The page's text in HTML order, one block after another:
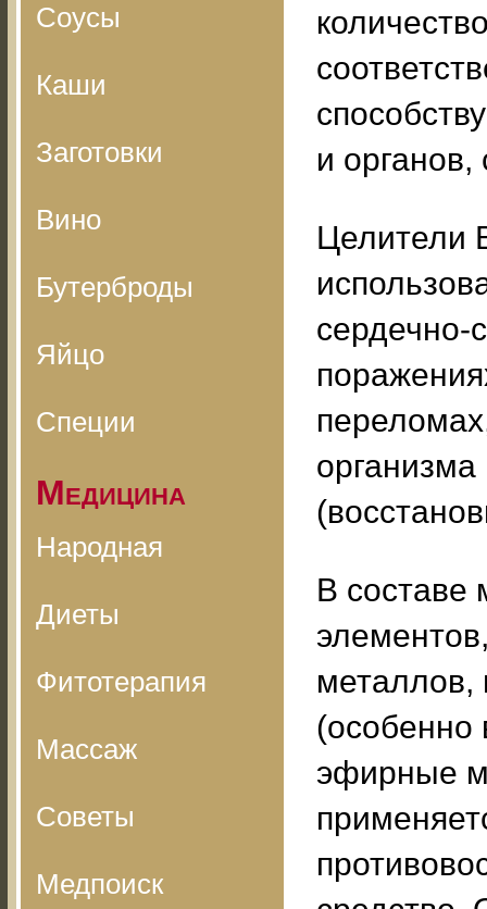
Соусы
Каши
Заготовки
Вино
Бутерброды
Яйцо
Специи
Медицина
Народная
Диеты
Фитотерапия
Массаж
Советы
Медпоиск
и органов,
Целители
сердечно-
организма
В составе
металлов,
(особенно
эфирные